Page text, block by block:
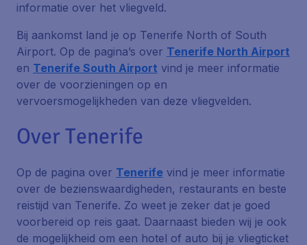
informatie over het vliegveld.
Bij aankomst land je op Tenerife North of South
Airport. Op de pagina’s over Tenerife North Airport
en Tenerife South Airport vind je meer informatie
over de voorzieningen op en
vervoersmogelijkheden van deze vliegvelden.
Over Tenerife
Op de pagina over Tenerife vind je meer informatie
over de bezienswaardigheden, restaurants en beste
reistijd van Tenerife. Zo weet je zeker dat je goed
voorbereid op reis gaat. Daarnaast bieden wij je ook
de mogelijkheid om een hotel of auto bij je vliegticket